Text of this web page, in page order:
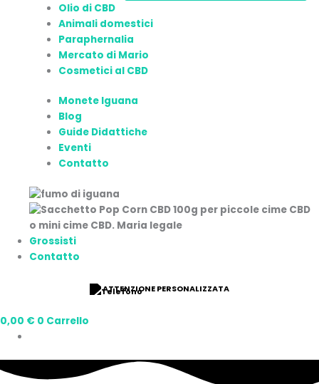
Olio di CBD
Animali domestici
Paraphernalia
Mercato di Mario
Cosmetici al CBD
Monete Iguana
Blog
Guide Didattiche
Eventi
Contatto
Grossisti
Contatto
ATTENZIONE PERSONALIZZATA
0,00 € 0 Carrello